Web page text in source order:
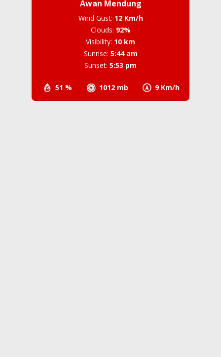
Awan Mendung
51 % 1012 mb 9 Km/h
Wind Gust: 12 Km/h
Clouds: 92%
Visibility: 10 km
Sunrise: 5:44 am
Sunset: 5:53 pm